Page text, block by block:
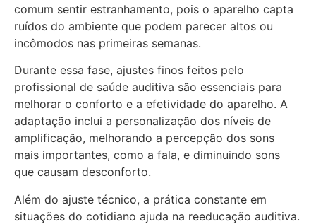
comum sentir estranhamento, pois o aparelho capta
ruídos do ambiente que podem parecer altos ou
incômodos nas primeiras semanas.
Durante essa fase, ajustes finos feitos pelo
profissional de saúde auditiva são essenciais para
melhorar o conforto e a efetividade do aparelho. A
adaptação inclui a personalização dos níveis de
amplificação, melhorando a percepção dos sons
mais importantes, como a fala, e diminuindo sons
que causam desconforto.
Além do ajuste técnico, a prática constante em
situações do cotidiano ajuda na reeducação auditiva.